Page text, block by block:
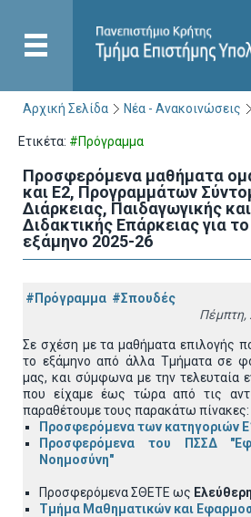
Αρχική Σελίδα Νέα - Ανακοινώσεις
Ετικέτα: #Πρόγραμμα
Προσφερόμενα μαθήματα
και Ε2, Προγραμμάτων
Διάρκειας, Παιδαγωγικής και
Διδακτικής Επάρκειας για
εξάμηνο 2025-26
#Πρόγραμμα #Σπουδές
Πέμπτη,
Σε σχέση με τα μαθήματα επιλογής
το εξάμηνο από άλλα Τμήματα σε
μας, και σύμφωνα με την τελευταία
που είχαμε έως τώρα από τις
παραθέτουμε τους παρακάτω πίνακες:
Προσφερόμενα των κατηγοριών
Προσφερόμενα του ΠΣΣΔ
Νοημοσύνη"
Προσφερόμενα ΣΘΕΤΕ ως
Τμήμα Μαθηματικών και